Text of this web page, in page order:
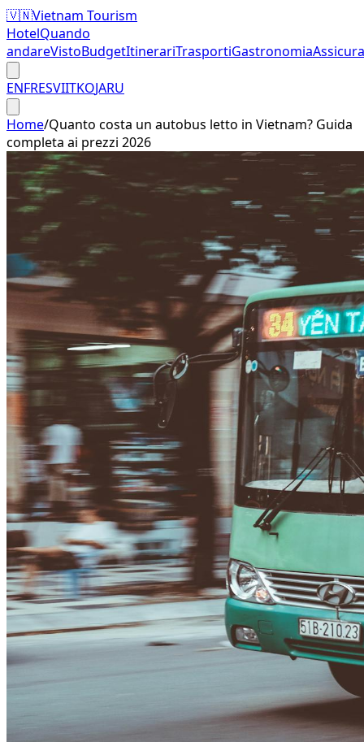
🇻🇳Vietnam Tourism
HotelQuando
andareVistoBudgetItinerariTrasportiGastronomia
ENFRESVIITKOJARU
Home/Quanto costa un autobus letto in Vietnam? Guida
completa ai prezzi 2026